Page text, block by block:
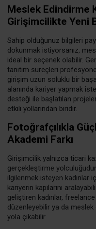
Meslek Edindirme
Girişimcilikte Yeni
Sahip olduğunuz bilgileri
dokunmak istiyorsanız,
ideal bir seçenek olabilir.
tanıtım süreçleri
girişim uzun soluklu bir
alanında kariyer yapmak
desteği ile başlatılan
etkili yollarından biridir.
Fotoğrafçılıkla
Akademi Farkı
Girişimcilik yalnızca ticari
gerçekleştirme
ilgilenmek isteyen kadınlar
kariyerin kapılarını
geliştiren kadınlar,
düzenleyebilir ya da
yola çıkabilir.